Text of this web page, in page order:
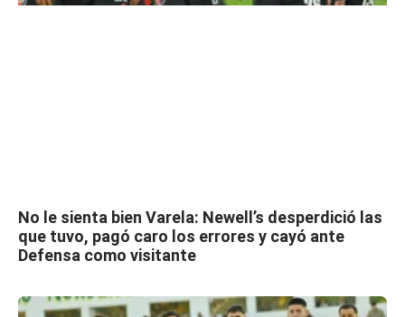
No le sienta bien Varela: Newell’s desperdició las
que tuvo, pagó caro los errores y cayó ante
Defensa como visitante